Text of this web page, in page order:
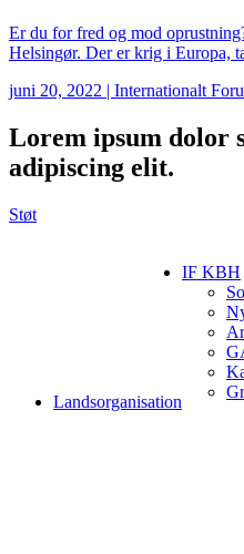
Er du for fred og mod
Helsingør. Der er krig i Europa,
juni 20, 2022 | Internationalt
Lorem ipsum dolor
adipiscing elit.
Støt
Landsorganisation
IF KBH